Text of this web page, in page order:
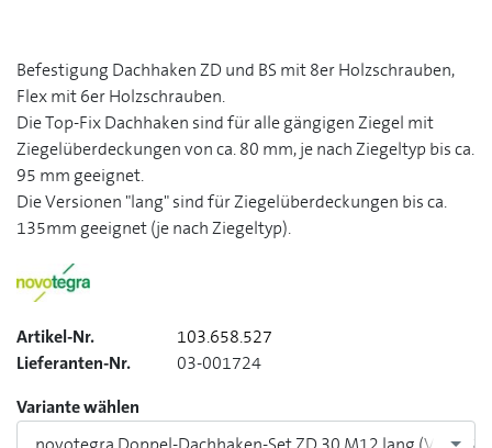
Befestigung Dachhaken ZD und BS mit 8er Holzschrauben,
Flex mit 6er Holzschrauben.
Die Top-Fix Dachhaken sind für alle gängigen Ziegel mit
Ziegelüberdeckungen von ca. 80 mm, je nach Ziegeltyp bis ca.
95 mm geeignet.
Die Versionen "lang" sind für Ziegelüberdeckungen bis ca.
135mm geeignet (je nach Ziegeltyp).
Artikel-Nr.
103.658.527
Lieferanten-Nr.
03-001724
Variante wählen